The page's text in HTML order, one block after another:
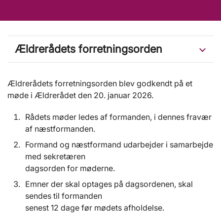
Ældrerådets forretningsorden
Ældrerådets forretningsorden blev godkendt på et
møde i Ældrerådet den 20. januar 2026.
Rådets møder ledes af formanden, i dennes fravær
af næstformanden.
Formand og næstformand udarbejder i samarbejde
med sekretæren
dagsorden for møderne.
Emner der skal optages på dagsordenen, skal
sendes til formanden
senest 12 dage før mødets afholdelse.